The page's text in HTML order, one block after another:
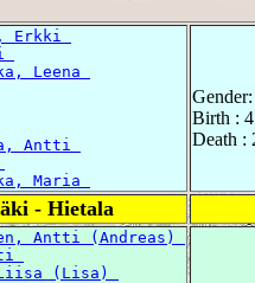
Erkki
Leena
Antti
Maria
Birth :
Death :
- Hietala
Antti (Andreas)
(Lisa)